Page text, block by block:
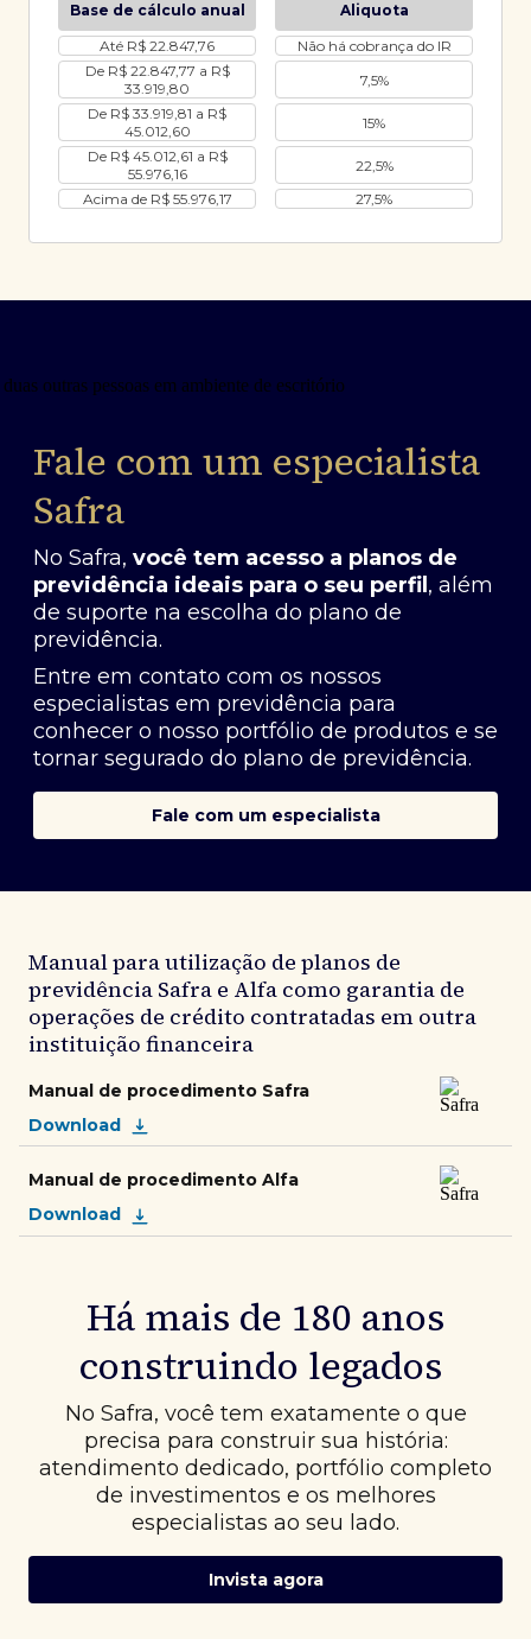
Base de cálculo anual
Aliquota
Até R$ 22.847,76
Não há cobrança do IR
De R$ 22.847,77 a R$
33.919,80
7,5%
De R$ 33.919,81 a R$
45.012,60
15%
De R$ 45.012,61 a R$
55.976,16
22,5%
Acima de R$ 55.976,17
27,5%
Fale com um especialista
Safra
No Safra, você tem acesso a planos de
previdência ideais para o seu perfil , além
de suporte na escolha do plano de
previdência.
Entre em contato com os nossos
especialistas em previdência para
conhecer o nosso portfólio de produtos e se
tornar segurado do plano de previdência.
Fale com um especialista
Manual para utilização de planos de
previdência Safra e Alfa como garantia de
operações de crédito contratadas em outra
instituição financeira
Manual de procedimento Safra
Download
Manual de procedimento Alfa
Download
Há mais de 180 anos
construindo legados
No Safra, você tem exatamente o que
precisa para construir sua história:
atendimento dedicado, portfólio completo
de investimentos e os melhores
especialistas ao seu lado.
Invista agora